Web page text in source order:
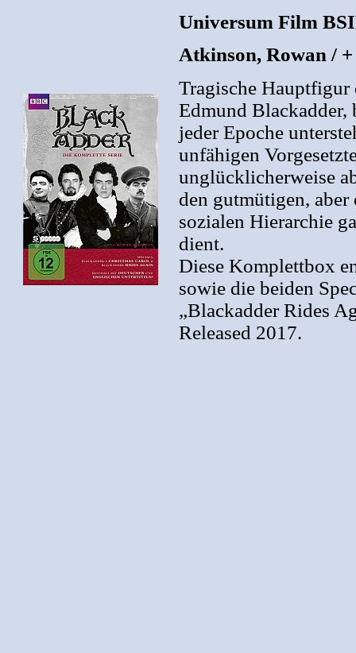
Universum Film
Atkinson, Rowan /
Tragische Hauptfigur
Edmund Blackadder,
jeder Epoche
unfähigen
unglücklicherweise
den gutmütigen,
sozialen Hierarchie
dient.
Diese Komplettbox
sowie die beiden
„Blackadder Rides
Released 2017.